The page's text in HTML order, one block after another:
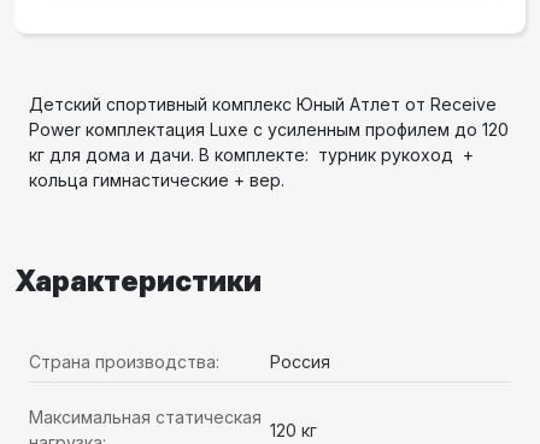
Детский спортивный комплекс Юный Атлет от Receive
Power комплектация Luxe с усиленным профилем до 120
кг для дома и дачи. В комплекте: турник рукоход +
кольца гимнастические + вер.
Характеристики
Страна производства: Россия
Максимальная статическая
120 кг